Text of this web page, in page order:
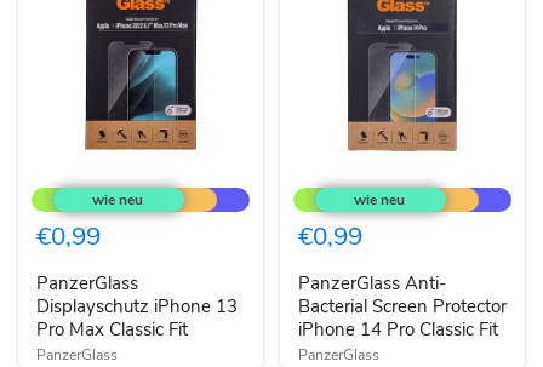
Displayschutz
iPhone
13
Pro
Classic
Fit
€0,99
PanzerGlass
Displayschutz iPhone 13
Pro Max Classic Fit
PanzerGlass
Anti-
Bacterial
Screen
Protector
14
Pro
Classic
Fit
€0,99
PanzerGlass Anti-
Bacterial Screen Protector
iPhone 14 Pro Classic Fit
PanzerGlass